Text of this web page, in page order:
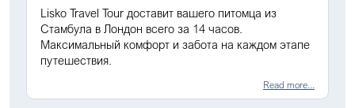
Lisko Travel Tour доставит вашего питомца из
Стамбула в Лондон всего за 14 часов.
Максимальный комфорт и забота на каждом этапе
путешествия.
Read more...